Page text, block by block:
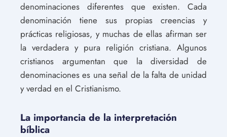
denominaciones diferentes que existen. Cada
denominación tiene sus propias creencias y
prácticas religiosas, y muchas de ellas afirman ser
la verdadera y pura religión cristiana. Algunos
cristianos argumentan que la diversidad de
denominaciones es una señal de la falta de unidad
y verdad en el Cristianismo.
La importancia de la interpretación
bíblica